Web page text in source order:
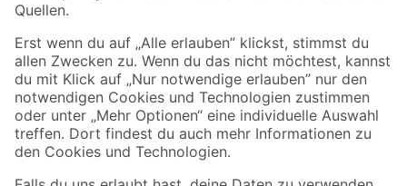
Sicher einkaufen
Jetzt die toom-App herunterladen